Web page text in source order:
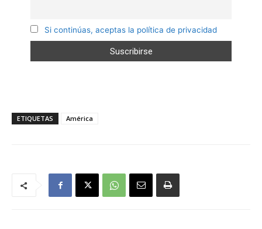
Si continúas, aceptas la política de privacidad
ETIQUETAS América